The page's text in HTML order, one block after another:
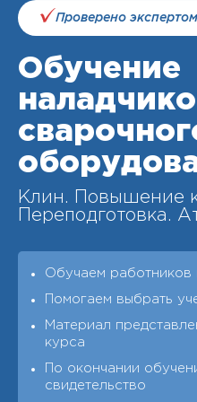
Проверено экспертом
Обучение
Клин. Повышение
Переподготовка.
Обучаем работников
Помогаем выбрать
Материал
курса
По окончании
свидетельство